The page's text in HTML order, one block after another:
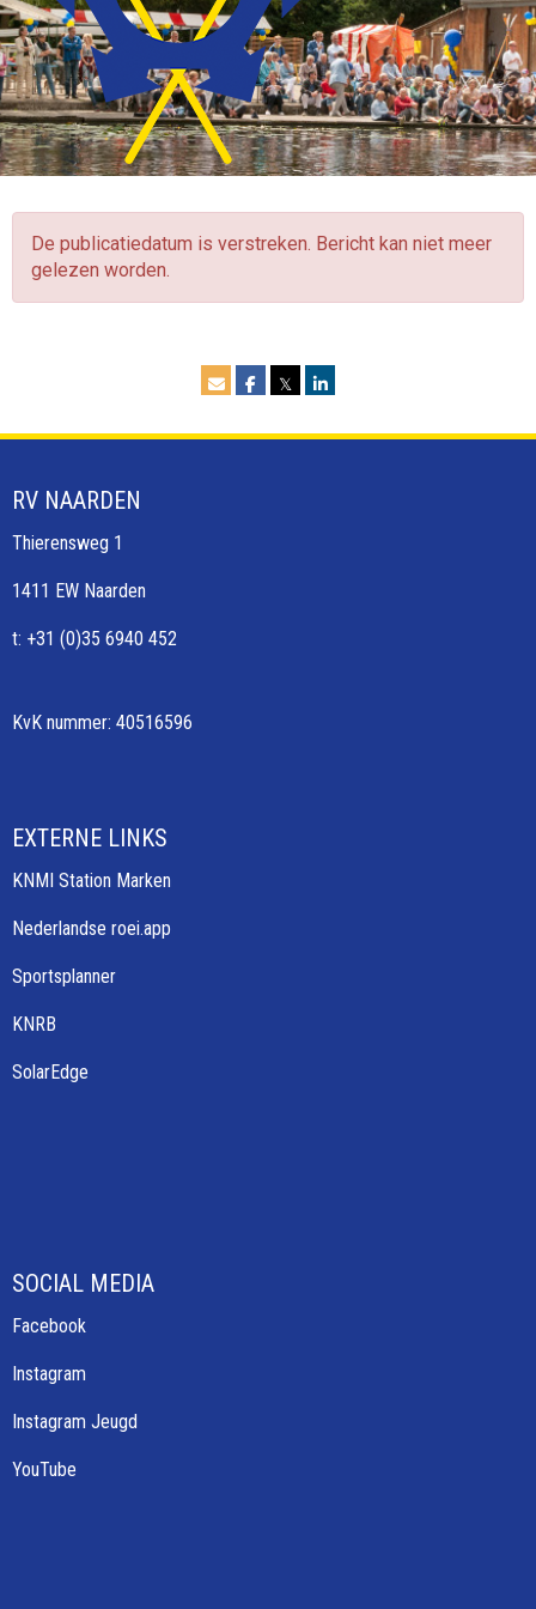
De publicatiedatum is verstreken. Bericht kan niet meer
gelezen worden.
𝕏
RV NAARDEN
Thierensweg 1
1411 EW Naarden
t: +31 (0)35 6940 452
KvK nummer: 40516596
EXTERNE LINKS
KNMI Station Marken
Nederlandse roei.app
Sportsplanner
KNRB
SolarEdge
SOCIAL MEDIA
Facebook
Instagram
Instagram Jeugd
YouTube